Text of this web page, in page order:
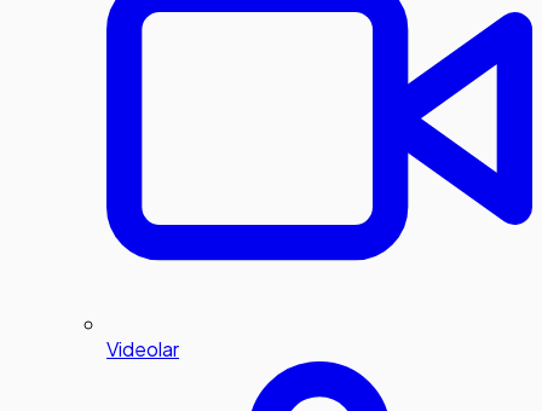
Videolar